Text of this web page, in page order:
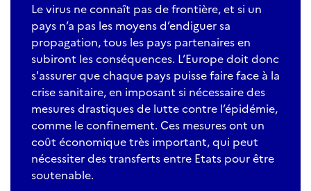
Le virus ne connaît pas de frontière, et si un
pays n’a pas les moyens d’endiguer sa
propagation, tous les pays partenaires en
subiront les conséquences. L’Europe doit donc
s'assurer que chaque pays puisse faire face à la
crise sanitaire, en imposant si nécessaire des
mesures drastiques de lutte contre l’épidémie,
comme le confinement. Ces mesures ont un
coût économique très important, qui peut
nécessiter des transferts entre Etats pour être
soutenable.